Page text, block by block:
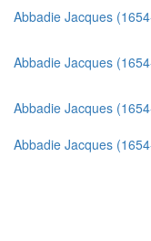
Abbadie Jacques
Abbadie Jacques
Abbadie Jacques
Abbadie Jacques